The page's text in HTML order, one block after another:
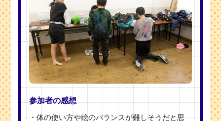
参加者の感想
・体の使い方や絵のバランスが難しそうだと思